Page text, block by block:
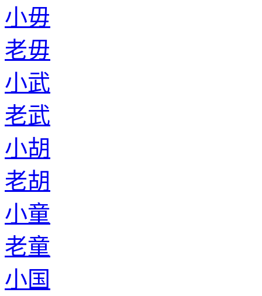
小毋
老毋
小武
老武
小胡
老胡
小童
老童
小国